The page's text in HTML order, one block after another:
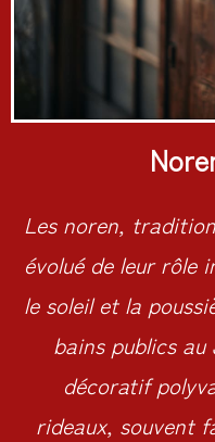
Les noren,
évolué de leur
le soleil et la
bains publics
décoratif
rideaux, souvent